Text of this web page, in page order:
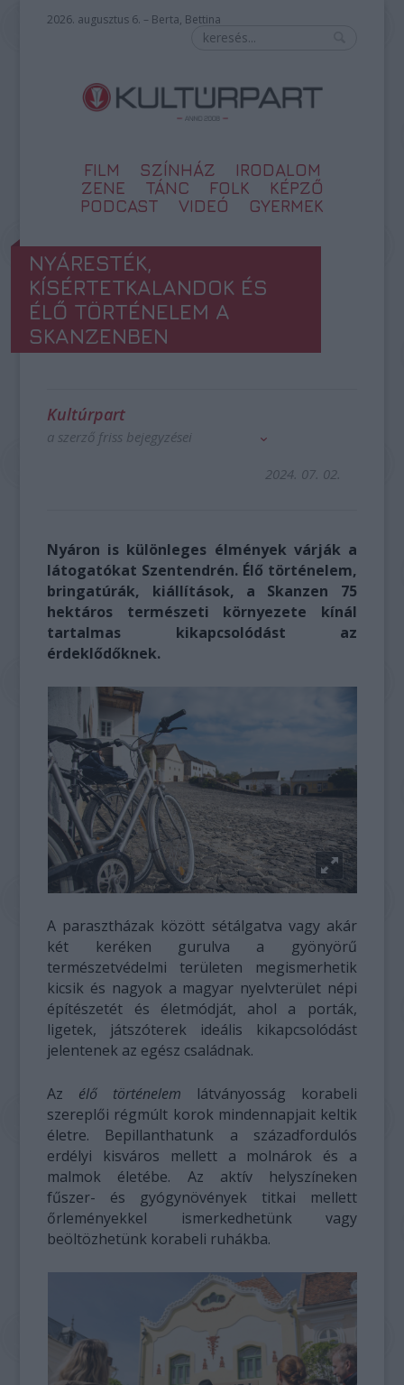
2026. augusztus 6. – Berta, Bettina
FILM SZÍNHÁZ
IRODALOM
ZENE
TÁNC FOLK
KÉPZŐ
PODCAST
VIDEÓ GYERMEK
NYÁRESTÉK,
KÍSÉRTETKALANDOK ÉS
ÉLŐ TÖRTÉNELEM A
SKANZENBEN
Kultúrpart
a szerző friss bejegyzései
2024. 07. 02.
Nyáron is különleges élmények várják a
látogatókat Szentendrén. Élő történelem,
bringatúrák, kiállítások, a Skanzen 75
hektáros természeti környezete kínál
tartalmas kikapcsolódást az
érdeklődőknek.
A parasztházak között sétálgatva vagy akár
két keréken gurulva a gyönyörű
természetvédelmi területen megismerhetik
kicsik és nagyok a magyar nyelvterület népi
építészetét és életmódját, ahol a porták,
ligetek, játszóterek ideális kikapcsolódást
jelentenek az egész családnak.
Az élő történelem
látványosság korabeli
szereplői régmúlt korok mindennapjait keltik
életre. Bepillanthatunk a századfordulós
erdélyi kisváros mellett a molnárok és a
malmok életébe. Az aktív helyszíneken
fűszer- és gyógynövények titkai mellett
őrleményekkel ismerkedhetünk vagy
beöltözhetünk korabeli ruhákba.